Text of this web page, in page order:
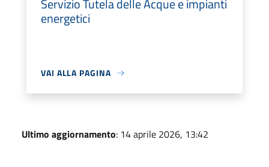
Servizio Tutela delle Acque e impianti
energetici
VAI ALLA PAGINA
Ultimo aggiornamento: 14 aprile 2026, 13:42